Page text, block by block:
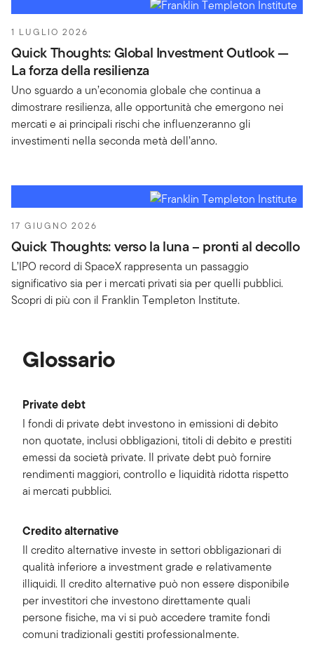
1 LUGLIO 2026
Quick Thoughts: Global Investment Outlook —
La forza della resilienza
Uno sguardo a un’economia globale che continua a
dimostrare resilienza, alle opportunità che emergono nei
mercati e ai principali rischi che influenzeranno gli
investimenti nella seconda metà dell’anno.
17 GIUGNO 2026
Quick Thoughts: verso la luna – pronti al decollo
L’IPO record di SpaceX rappresenta un passaggio
significativo sia per i mercati privati sia per quelli pubblici.
Scopri di più con il Franklin Templeton Institute.
Glossario
Private debt
I fondi di private debt investono in emissioni di debito
non quotate, inclusi obbligazioni, titoli di debito e prestiti
emessi da società private. Il private debt può fornire
rendimenti maggiori, controllo e liquidità ridotta rispetto
ai mercati pubblici.
Credito alternative
Il credito alternative investe in settori obbligazionari di
qualità inferiore a investment grade e relativamente
illiquidi. Il credito alternative può non essere disponibile
per investitori che investono direttamente quali
persone fisiche, ma vi si può accedere tramite fondi
comuni tradizionali gestiti professionalmente.